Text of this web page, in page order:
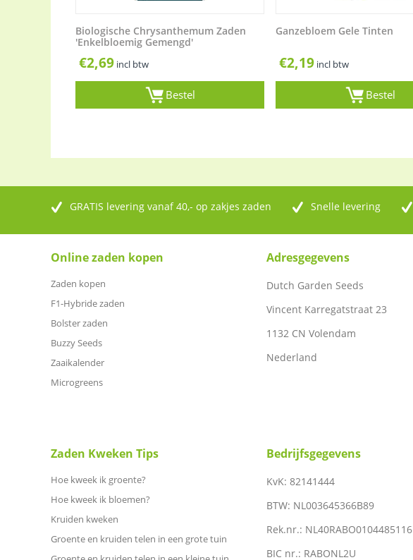
Biologische Chrysanthemum Zaden
'Enkelbloemig Gemengd'
€2,69 incl btw
Bestel
Ganzebloem Gele Tinten
€2,19 incl btw
Bestel
GRATIS levering vanaf 40,- op zakjes zaden Snelle levering
Online zaden kopen
Zaden kopen
F1-Hybride zaden
Bolster zaden
Buzzy Seeds
Zaaikalender
Microgreens
Adresgegevens
Dutch Garden Seeds
Vincent Karregatstraat 23
1132 CN Volendam
Nederland
Zaden Kweken Tips
Hoe kweek ik groente?
Hoe kweek ik bloemen?
Kruiden kweken
Groente en kruiden telen in een grote tuin
Bedrijfsgegevens
KvK: 82141444
BTW: NL003645366B89
Rek.nr.: NL40RABO0104485116
BIC nr.: RABONL2U